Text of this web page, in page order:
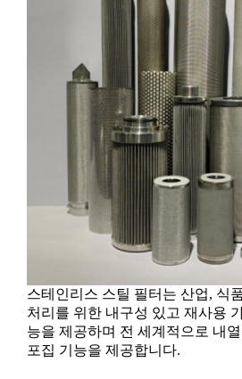
스테인리스 스틸 필터는 산업, 식
처리를 위한 내구성 있고 재사용
능을 제공하며 전 세계적으로 내
포집 기능을 제공합니다.